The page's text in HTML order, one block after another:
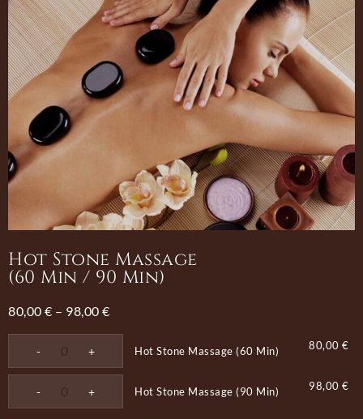
Hot Stone Massage
(60 Min / 90 Min)
80,00 € – 98,00 €
Hot Stone Massage (60 Min) 80,00 €
Hot Stone Massage (90 Min) 98,00 €